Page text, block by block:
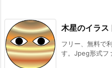
木星のイラス
フリー、無料で
す。Jpeg形式フ